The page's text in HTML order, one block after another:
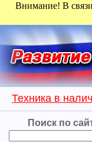
Внимание! В
Техника в
Поиск по